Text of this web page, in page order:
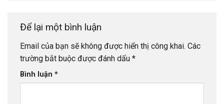
Để lại một bình luận
Email của bạn sẽ không được hiển thị công khai. Các
trường bắt buộc được đánh dấu *
Bình luận *